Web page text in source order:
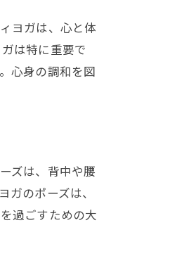
ヨガは、心と体
は特に重要で
心身の調和を図
ズは、背中や腰
のポーズは、
過ごすための大